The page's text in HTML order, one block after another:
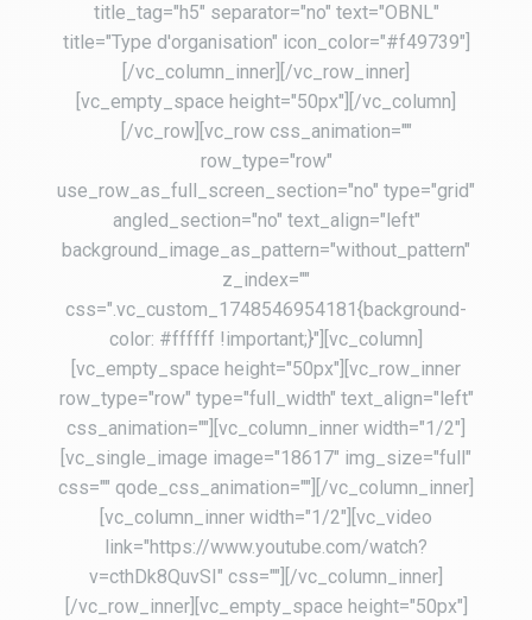
title_tag="h5" separator="no" text="OBNL"
title="Type d'organisation" icon_color="#f49739"]
[/vc_column_inner][/vc_row_inner]
[vc_empty_space height="50px"][/vc_column]
[/vc_row][vc_row css_animation=""
row_type="row"
use_row_as_full_screen_section="no" type="grid"
angled_section="no" text_align="left"
background_image_as_pattern="without_pattern"
z_index=""
css=".vc_custom_1748546954181{background-
color: #ffffff !important;}"][vc_column]
[vc_empty_space height="50px"][vc_row_inner
row_type="row" type="full_width" text_align="left"
css_animation=""][vc_column_inner width="1/2"]
[vc_single_image image="18617" img_size="full"
css="" qode_css_animation=""][/vc_column_inner]
[vc_column_inner width="1/2"][vc_video
link="https://www.youtube.com/watch?
v=cthDk8QuvSI" css=""][/vc_column_inner]
[/vc_row_inner][vc_empty_space height="50px"]